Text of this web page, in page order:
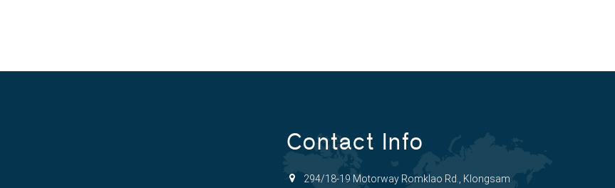
Contact Info
294/18-19 Motorway Romklao Rd., Klongsam